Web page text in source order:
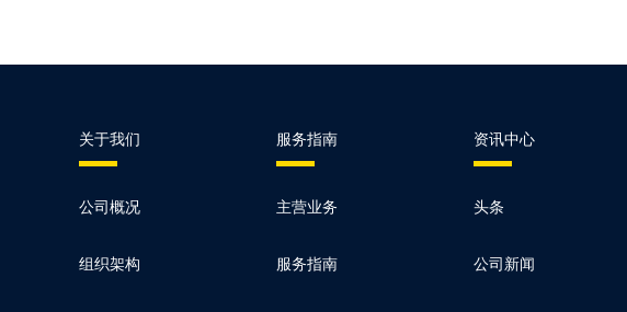
关于我们 服务指南 资讯中心
公司概况 主营业务 头条
组织架构 服务指南 公司新闻